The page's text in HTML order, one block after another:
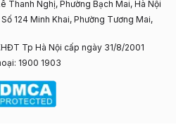
Thanh Nghị, Phường Bạch Mai, Hà Nội
124 Minh Khai, Phường Tương Mai,
Tp Hà Nội cấp ngày 31/8/2001
1900 1903